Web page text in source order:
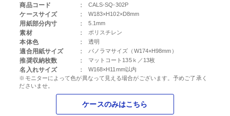
商品コード ： CALS-SQ-302P
ケースサイズ ： W183×H102×D8mm
用紙部分内寸 ： 5.1mm
素材 ： ポリスチレン
本体色 ： 透明
適合用紙サイズ ： パノラマサイズ（W174×H98mm）
推奨収納枚数 ： マットコート135ｋ／13枚
名入れサイズ ：
W168×H11mm以内
※モニターによって色が異なって見える場合がございます。予めご了承く
ださいませ。
ケースのみはこちら